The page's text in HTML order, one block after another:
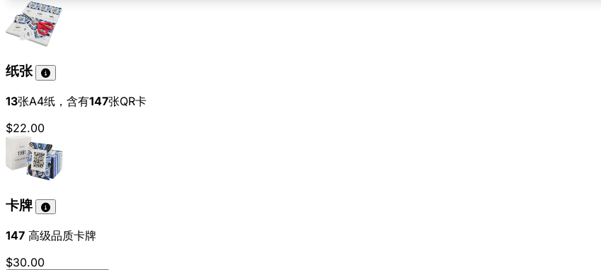
纸张
13张A4纸，含有147张QR卡
$22.00
卡牌
147 高级品质卡牌
$30.00